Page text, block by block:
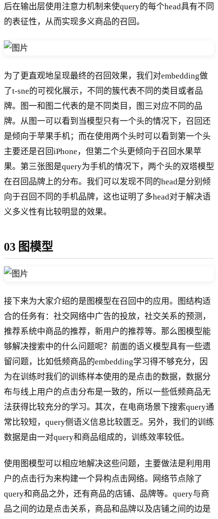
后在输出层使用注意力机制来使query的每个head具有不同
的表征性，从而实现多义商品的召回。
为了更直观地呈现最终的召回效果，我们对embedding做
了t-sne的可视化展示，不同的簇代表不同的类目或者品
牌。图一和图二代表的是不同类目，图三对应不同的品
牌。从图一可以看到当模型只有一个头的情况下，召回还
是倾向于苹果手机；而在使用两个头时可以看到第一个头
主要还是召回iPhone，但第二个头更倾向于召回水果苹
果。第三张图是query为手机的情况下，两个头的双塔模型
在召回品牌上的分布。我们可以发现不同的head是分别倾
向于召回不同的手机品牌，这也证明了多head对于解决语
义多义性有比较明显的效果。
03 图模型
接下来为大家介绍的是图模型在召回中的应用。图结构适
合的任务有：社交网络中广告的投放，社交关系的预测，
推荐系统中商品的推荐，新用户的推荐等。那么图模型能
够解决搜索中的什么问题呢？前面的语义模型具有一些遗
留问题，比如低频商品的embedding学习得不够充分，因
为在训练时我们的训练样本使用的是点击的数据，数据分
布与线上用户的点击分布是一致的，所以一些低频商品无
法获得比较充分的学习。其次，在电商场景下搜索query通
常比较短，query侧语义信息比较匮乏。另外，我们的训练
数据是由一对query和商品组成的，训练效率较低。
使用图模型可以相应地解决这些问题，主要做法是利用用
户的点击行为来构建一个异构点击网络。网络节点除了
query和商品之外，还有商品的店铺、品牌等。query与商
品之间的边是点击关系，商品和品牌以及店铺之间的边是